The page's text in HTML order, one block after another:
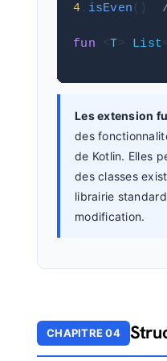
4 . isEven ()
fun <T > List<
Les extension
des
de Kotlin. Elles
des classes
librairie
modification.
CHAPITRE 04